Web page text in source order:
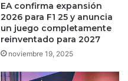
EA confirma expansión
2026 para F1 25 y anuncia
un juego completamente
reinventado para 2027
noviembre 19, 2025